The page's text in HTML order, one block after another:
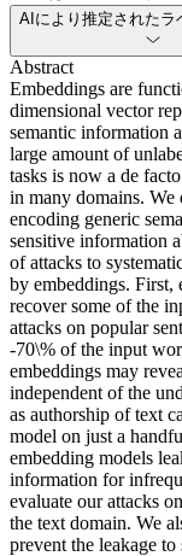
AIにより推定されたラ
Abstract
Embeddings are
dimensional vector
semantic information
large amount of
tasks is now a de
in many domains. We
encoding generic
sensitive information
of attacks to
by embeddings. First,
recover some of the
attacks on popular
-70\% of the input
embeddings may
independent of the
as authorship of text
model on just a
embedding models
information for
evaluate our attacks
the text domain. We
prevent the leakage